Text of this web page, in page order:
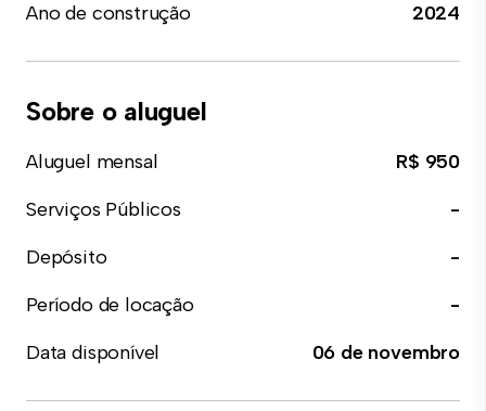
Ano de construção
2024
Sobre o aluguel
Aluguel mensal
R$ 950
Serviços Públicos
-
Depósito
-
Período de locação
-
Data disponível
06 de novembro